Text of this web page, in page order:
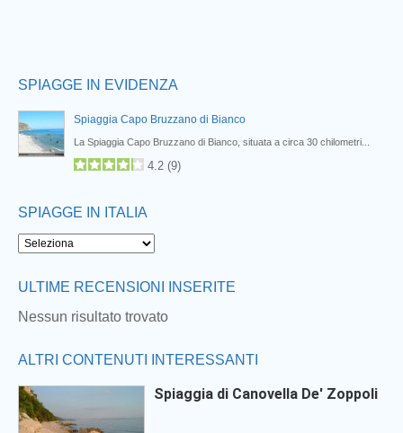
SPIAGGE IN EVIDENZA
Spiaggia Capo Bruzzano di Bianco
La Spiaggia Capo Bruzzano di Bianco, situata a circa 30 chilometri...
4.2 (9)
SPIAGGE IN ITALIA
ULTIME RECENSIONI INSERITE
Nessun risultato trovato
ALTRI CONTENUTI INTERESSANTI
Spiaggia di Canovella De' Zoppoli